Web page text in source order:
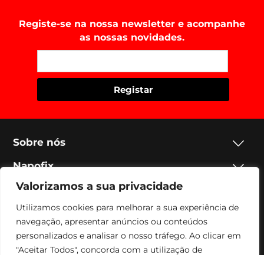
Valorizamos a sua privacidade
Utilizamos cookies para melhorar a sua experiência de
navegação, apresentar anúncios ou conteúdos
personalizados e analisar o nosso tráfego. Ao clicar em
"Aceitar Todos", concorda com a utilização de
Registe-se na nossa newsletter e acompanhe
as nossas novidades.
Sobre nós
Napofix
Contactos
Legal
Social